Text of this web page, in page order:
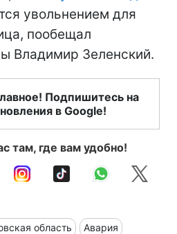
увольнением для
пообещал
Владимир Зеленский.
Подпишитесь на
в Google!
там, где вам удобно!
область Авария